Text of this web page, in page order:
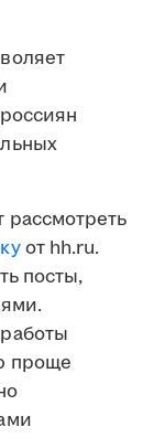
от hh.ru.
посты,
проще